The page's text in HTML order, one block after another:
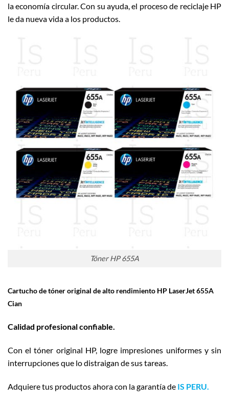
la economía circular. Con su ayuda, el proceso de reciclaje HP
le da nueva vida a los productos.
Tóner HP 655A
Cartucho de tóner original de alto rendimiento HP LaserJet 655A
Cian
Calidad profesional confiable.
Con el tóner original HP, logre impresiones uniformes y sin
interrupciones que lo distraigan de sus tareas.
Adquiere tus productos ahora con la garantía de IS PERU.